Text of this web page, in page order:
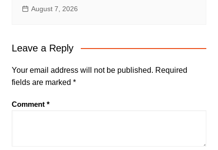
August 7, 2026
Leave a Reply
Your email address will not be published. Required
fields are marked *
Comment *